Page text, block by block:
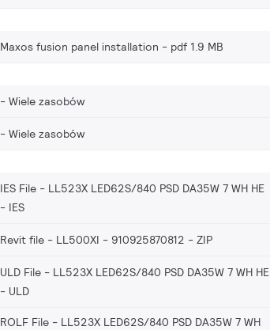
Maxos fusion panel installation pdf 1.9 MB
Wiele zasobów
Wiele zasobów
IES File - LL523X LED62S/840 PSD DA35W 7 WH HE
IES
Revit file - LL500XI - 910925870812 ZIP
ULD File - LL523X LED62S/840 PSD DA35W 7 WH HE
ULD
ROLF File - LL523X LED62S/840 PSD DA35W 7 WH